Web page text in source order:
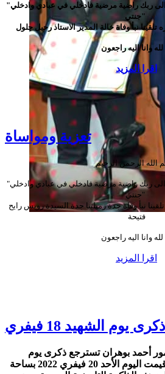
"يا ايتها النفس المطمئنة ارجعي الى ربك راضية مرضية فادخلي في عبادي وادخلي
جنتي"
نبأ وفاة خالة المدير الاستاذ رحيل جلول
لله وانا اليه راجعون
اقرا المزيد
تعزية ومواساة
الله الرحمن الرحيم
"يا ايتها النفس المطمئنة ارجعي الى ربك راضية مرضية فادخلي في عبادي وادخلي
جنتي"
نبأ وفاة جدة زميلتنا جدة السيدة رويس رايح
فتيحة
لله وانا اليه راجعون
اقرا المزيد
ذكرى يوم الشهيد 18 فيفري
أحمد بوهران تسترجع ذكرى يوم
الشهيد 18 فيفري ، حيث أقيمت اليوم الأحد 20 فيفري 2022 بساحة